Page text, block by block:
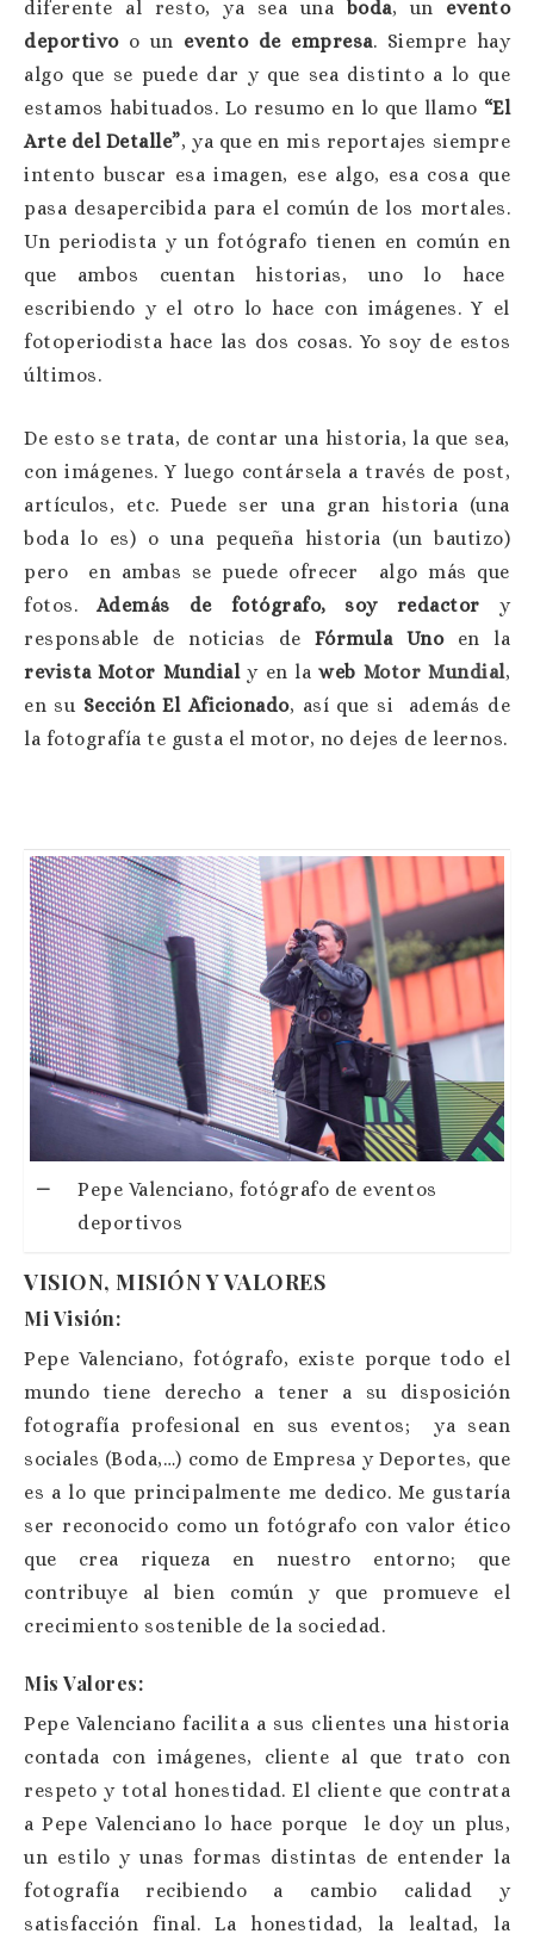
diferente al resto, ya sea una boda, un evento
deportivoo un evento de empresa. Siempre hay
algo que se puede dar y que sea distinto a lo que
estamos habituados. Lo resumo en lo que llamo “El
Arte del Detalle”, ya que en mis reportajes siempre
intento buscar esa imagen, ese algo, esa cosa que
pasa desapercibida para el común de los mortales.
Un periodista y un fotógrafo tienen en común en
que ambos cuentan historias, uno lo hace
escribiendo y el otro lo hace con imágenes. Y el
fotoperiodista hace las dos cosas. Yo soy de estos
últimos.
De esto se trata, de contar una historia, la que sea,
con imágenes. Y luego contársela a través de post,
artículos, etc. Puede ser una gran historia (una
boda lo es) o una pequeña historia (un bautizo)
pero en ambas se puede ofrecer algo más que
fotos. Además de fotógrafo, soy redactor y
responsable de noticias de Fórmula Unoen la
revista Motor Mundialy en laweb Motor Mundial,
en su Sección El Aficionado, así que si además de
la fotografía te gusta el motor, no dejes de leernos.
Pepe Valenciano, fotógrafo de eventos
deportivos
VISION, MISIÓN Y VALORES
Mi Visión:
Pepe Valenciano, fotógrafo, existe porque todo el
mundo tiene derecho a tener a su disposición
fotografía profesional en sus eventos; ya sean
sociales (Boda,…) como de Empresa y Deportes, que
es a lo que principalmente me dedico. Me gustaría
ser reconocido como un fotógrafo con valor ético
que crea riqueza en nuestro entorno; que
contribuye al bien común y que promueve el
crecimiento sostenible de la sociedad.
Mis Valores:
Pepe Valenciano facilita a sus clientes una historia
contada con imágenes, cliente al que trato con
respeto y total honestidad. El cliente que contrata
a Pepe Valenciano lo hace porque le doy un plus,
un estilo y unas formas distintas de entender la
fotografía recibiendo a cambio calidad y
satisfacción final. La honestidad, la lealtad, la